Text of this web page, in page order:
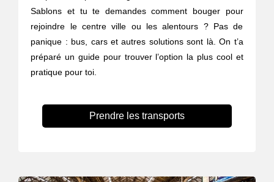
Sablons et tu te demandes comment bouger pour
rejoindre le centre ville ou les alentours ? Pas de
panique : bus, cars et autres solutions sont là. On t’a
préparé un guide pour trouver l’option la plus cool et
pratique pour toi.
Prendre les transports